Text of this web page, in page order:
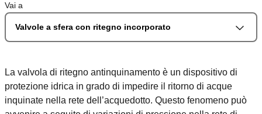
Vai a
Valvole a sfera con ritegno incorporato
La valvola di ritegno antinquinamento è un dispositivo di
protezione idrica in grado di impedire il ritorno di acque
inquinate nella rete dell’acquedotto. Questo fenomeno può